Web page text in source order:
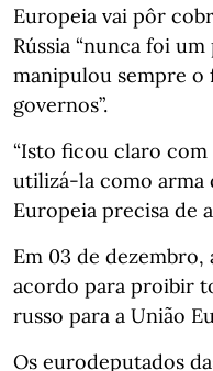
Europeia vai pôr
Rússia “nunca foi
manipulou sempre o
governos”.
“Isto ficou claro com
utilizá-la como arma
Europeia precisa de
Em 03 de dezembro,
acordo para proibir
russo para a União
Os eurodeputados